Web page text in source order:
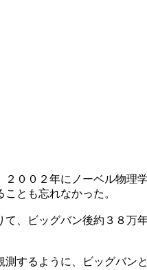
２００２年にノーベル物理
とも忘れなかった。
て、ビッグバン後約３８万
するように、ビッグバン